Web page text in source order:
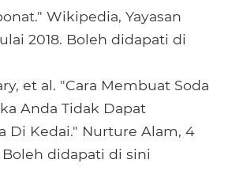
Wikipedia, Yayasan
2018. Boleh didapati di
et al. "Cara Membuat Soda
Anda Tidak Dapat
Di Kedai." Nurture Alam, 4
Boleh didapati di sini